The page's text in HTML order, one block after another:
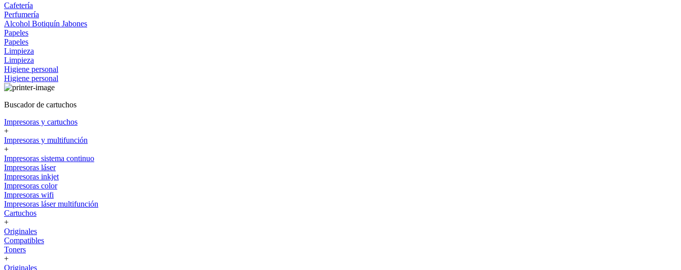
Cafetería
Perfumería
Alcohol Botiquín Jabones
Papeles
Papeles
Limpieza
Limpieza
Higiene personal
Higiene personal
Buscador de cartuchos
Impresoras y cartuchos
+
Impresoras y multifunción
+
Impresoras sistema continuo
Impresoras láser
Impresoras inkjet
Impresoras color
Impresoras wifi
Impresoras láser multifunción
Cartuchos
+
Originales
Compatibles
Toners
+
Originales